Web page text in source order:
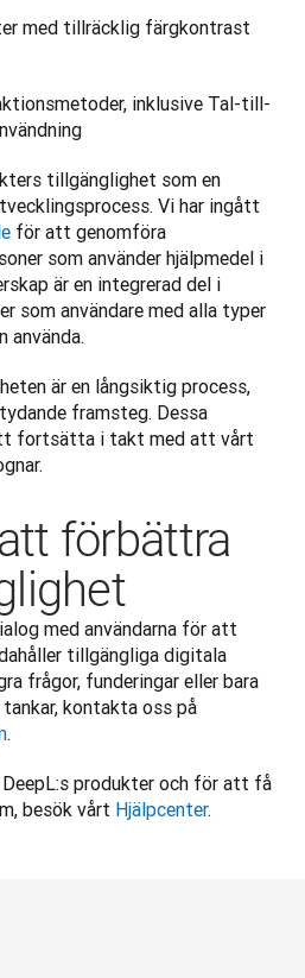
med tillräcklig färgkontrast
inklusive Tal-till-
tillgänglighet som en
Vi har ingått
för att genomföra
som använder hjälpmedel i
är en integrerad del i
som användare med alla typer
använda.
är en långsiktig process,
framsteg. Dessa
fortsätta i takt med att vårt
förbättra
med användarna för att
tillgängliga digitala
frågor, funderingar eller bara
.
produkter och för att få
besök vårt Hjälpcenter.